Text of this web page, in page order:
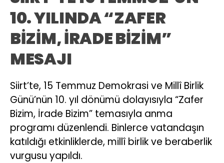
10. YILINDA “ZAFER
BİZİM, İRADE BİZİM”
MESAJI
Siirt’te, 15 Temmuz Demokrasi ve Millî Birlik
Günü’nün 10. yıl dönümü dolayısıyla “Zafer
Bizim, İrade Bizim” temasıyla anma
programı düzenlendi. Binlerce vatandaşın
katıldığı etkinliklerde, millî birlik ve beraberlik
vurgusu yapıldı.